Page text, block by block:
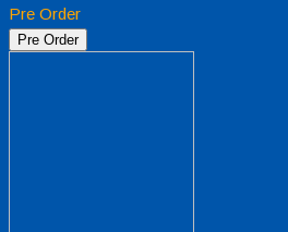
Pre Order
Pre Order